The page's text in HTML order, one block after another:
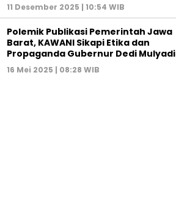
11 Desember 2025 | 10:54 WIB
Polemik Publikasi Pemerintah Jawa
Barat, KAWANI Sikapi Etika dan
Propaganda Gubernur Dedi Mulyadi
16 Mei 2025 | 08:28 WIB